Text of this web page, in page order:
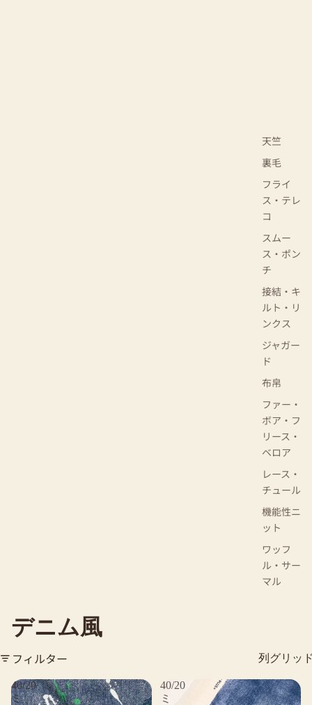
天竺
裏毛
フライ
ス・テレ
コ
スムー
ス・ポン
チ
接結・キ
ルト・リ
ンクス
ジャガー
ド
布帛
ファー・
ボア・フ
リース・
ベロア
レース・
チュール
機能性ニ
ット
ワッフ
ル・サー
マル
デニム風
フィルター 列グリッ
40/20
ミ
40/20
ミ